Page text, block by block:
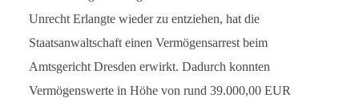
Unrecht Erlangte wieder zu entziehen, hat die
Staatsanwaltschaft einen Vermögensarrest beim
Amtsgericht Dresden erwirkt. Dadurch konnten
Vermögenswerte in Höhe von rund 39.000,00 EUR